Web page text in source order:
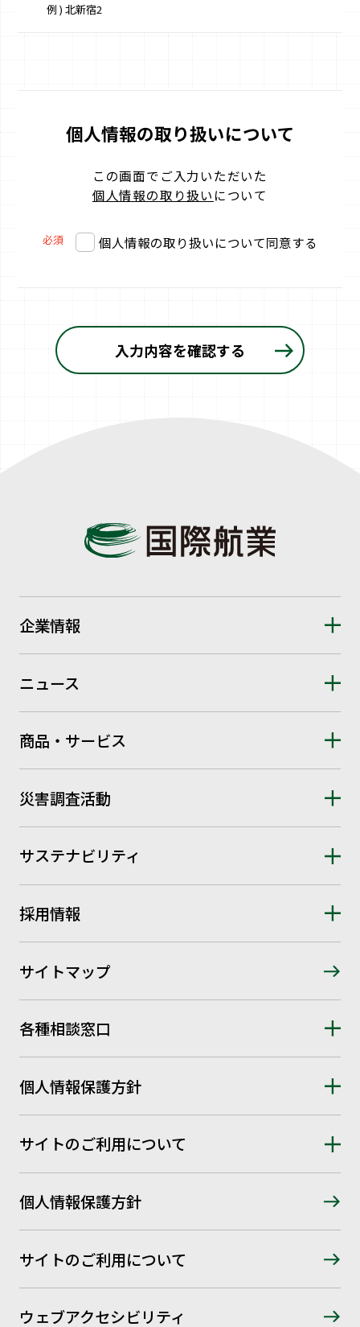
例 ) 北新宿2
個人情報の取り扱いについて
この画面でご入力いただいた
個人情報の取り扱い について
必須 個人情報の取り扱いについて同意する
入力内容を確認する
企業情報
ニュース
商品・サービス
災害調査活動
サステナビリティ
採用情報
サイトマップ
各種相談窓口
個人情報保護方針
サイトのご利用について
個人情報保護方針
サイトのご利用について
ウェブアクセシビリティ